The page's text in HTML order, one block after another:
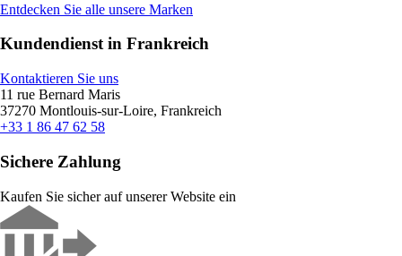
Entdecken Sie alle unsere Marken
Kundendienst in Frankreich
Kontaktieren Sie uns
11 rue Bernard Maris
37270 Montlouis-sur-Loire, Frankreich
+33 1 86 47 62 58
Sichere Zahlung
Kaufen Sie sicher auf unserer Website ein